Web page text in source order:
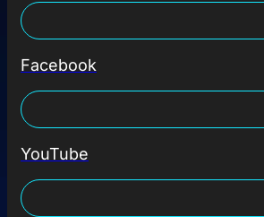
Facebook
YouTube